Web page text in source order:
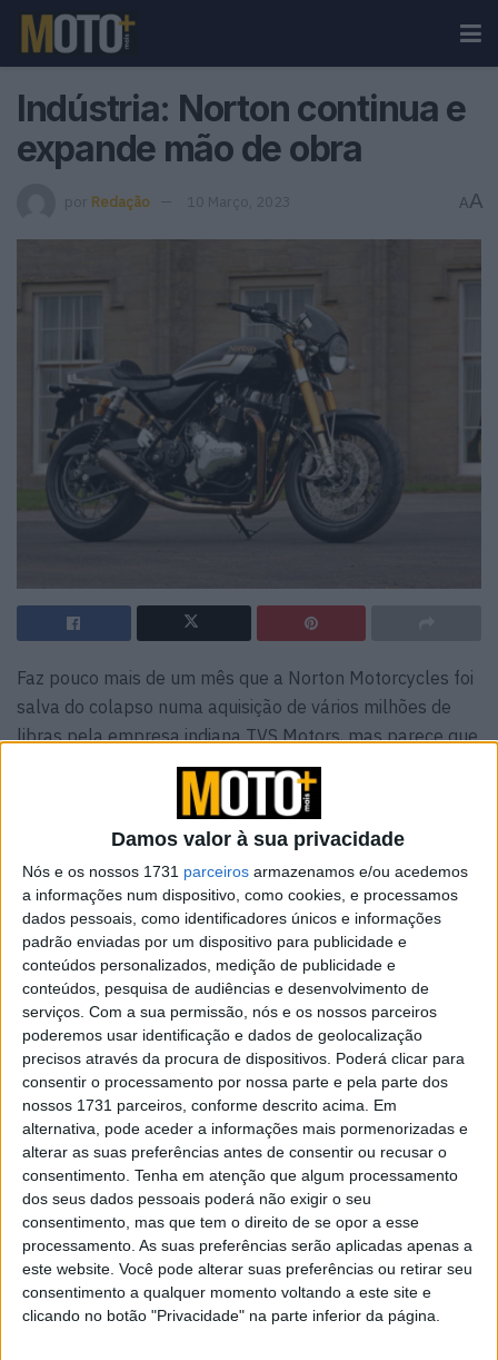
Damos valor à sua privacidade
Nós e os nossos 1731 parceiros armazenamos e/ou acedemos
a informações num dispositivo, como cookies, e processamos
dados pessoais, como identificadores únicos e informações
padrão enviadas por um dispositivo para publicidade e
conteúdos personalizados, medição de publicidade e
conteúdos, pesquisa de audiências e desenvolvimento de
serviços. Com a sua permissão, nós e os nossos parceiros
poderemos usar identificação e dados de geolocalização
precisos através da procura de dispositivos. Poderá clicar para
consentir o processamento por nossa parte e pela parte dos
nossos 1731 parceiros, conforme descrito acima. Em
alternativa, pode aceder a informações mais pormenorizadas e
alterar as suas preferências antes de consentir ou recusar o
consentimento. Tenha em atenção que algum processamento
dos seus dados pessoais poderá não exigir o seu
consentimento, mas que tem o direito de se opor a esse
processamento. As suas preferências serão aplicadas apenas a
este website. Você pode alterar suas preferências ou retirar seu
consentimento a qualquer momento voltando a este site e
clicando no botão "Privacidade" na parte inferior da página.
Indústria: Norton continua e
expande mão de obra
por Redação 10 Março, 2023 AA
Faz pouco mais de um mês que a Norton Motorcycles foi
salva do colapso numa aquisição de vários milhões de
libras pela empresa indiana TVS Motors, mas parece que
as coisas estão agora a começar a mover-se
rapidamente numa direção positiva.
A Norton Motorcycles vai entrar numa onda de
contratações depois dos últimos meses, que têm sido um
sobe e desce para qualquer pessoa associada à Norton
depois da marca ter ficado atolada em problemas
financeiros incapacitantes, deslizando para a falência em
Fevereiro, no meio de alegações de irregularidades fiscais
e uso indevido de fundos de pensões que investiram no
ressurgimento da marca.
À medida que as semanas avançavam, tornou-se cada
vez mais claro numa série de investigações agora
pendentes que o antigo proprietário da Norton, Stuart
Garner, e parceiros associados, aparentemente levaram
o fabricante à falência.
Artigos relacionados
A lenda da Vulcan continua em 2027